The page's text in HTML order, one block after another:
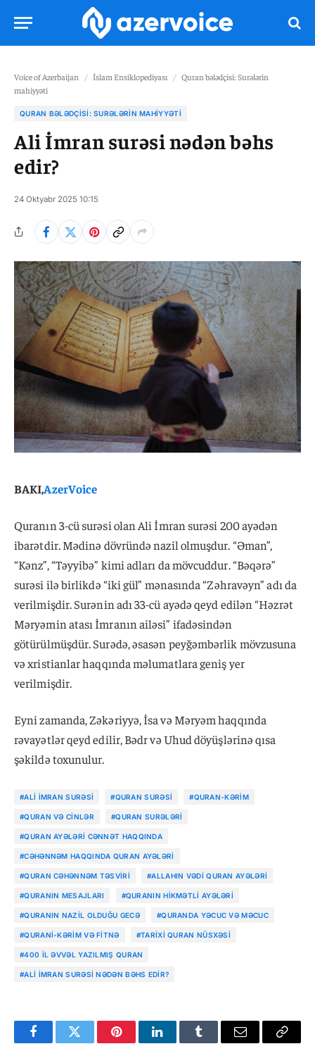
Voice of Azerbaijan / İslam Ensiklopediyası / Quran bələdçisi: Surələrin
mahiyyəti
QURAN BƏLƏDÇISI: SURƏLƏRIN MAHIYYƏTI
Ali İmran surəsi nədən bəhs
edir?
24 Oktyabr 2025 10:15
BAKI,AzerVoice
Quranın 3-cü surəsi olan Ali İmran surəsi 200 ayədən
ibarətdir. Mədinə dövründə nazil olmuşdur. “Əman”,
“Kənz”, “Təyyibə” kimi adları da mövcuddur. “Bəqərə”
surəsi ilə birlikdə “iki gül” mənasında “Zəhravəyn” adı da
verilmişdir. Surənin adı 33-cü ayədə qeyd edilən “Həzrət
Məryəmin atası İmranın ailəsi” ifadəsindən
götürülmüşdür. Surədə, əsasən peyğəmbərlik mövzusuna
və xristianlar haqqında məlumatlara geniş yer
verilmişdir.
Eyni zamanda, Zəkəriyyə, İsa və Məryəm haqqında
rəvayətlər qeyd edilir, Bədr və Uhud döyüşlərinə qısa
şəkildə toxunulur.
#ALI İMRAN SURƏSI #QURAN SURƏSI #QURAN-KƏRIM
#QURAN VƏ CINLƏR #QURAN SURƏLƏRI
#QURAN AYƏLƏRI CƏNNƏT HAQQINDA
#CƏHƏNNƏM HAQQINDA QURAN AYƏLƏRI
#QURAN CƏHƏNNƏM TƏSVIRI #ALLAHIN VƏDI QURAN AYƏLƏRI
#QURANIN MESAJLARI #QURANIN HIKMƏTLI AYƏLƏRI
#QURANIN NAZIL OLDUĞU GECƏ #QURANDA YƏCUC VƏ MƏCUC
#QURANI-KƏRIM VƏ FITNƏ #TARIXI QURAN NÜSXƏSI
#400 IL ƏVVƏL YAZILMIŞ QURAN
#ALI İMRAN SURƏSI NƏDƏN BƏHS EDIR?
FacebookTwitter PinterestLinkedInTumblr Email
Copy